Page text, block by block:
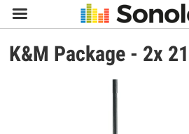

K&M Package - 2x